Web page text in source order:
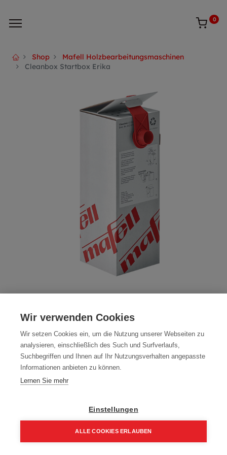
0
Shop
Mafell Holzbearbeitungsmaschinen
Cleanbox Startbox Erika
Artikelnummer:203402
59,20 €
71,04 € inkl. Mwst
59,20 € / Stk.
In den Einkaufskorb
Wir verwenden Cookies
Wir setzen Cookies ein, um die Nutzung unserer Webseiten zu
analysieren, einschließlich des Such und Surfverlaufs,
Suchbegriffen und Ihnen auf Ihr Nutzungsverhalten angepasste
Informationen anbieten zu können.
Lernen Sie mehr
Einstellungen
ALLE COOKIES ERLAUBEN